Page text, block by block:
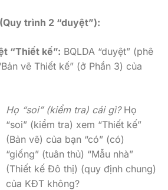
trình 2 “duyệt”):
“Thiết kế”: BQLDA “duyệt” (phê
vẽ Thiết kế” (ở Phần 3) của
Họ “soi” (kiểm tra) cái gì?Họ
“soi” (kiểm tra) xem “Thiết kế”
(Bản vẽ) của bạn “có” (có)
“giống” (tuân thủ) “Mẫu nhà”
(Thiết kế Đô thị) (quy định chung)
của KĐT không?